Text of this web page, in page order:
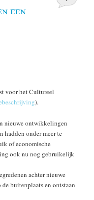
een
voor het Cultureel
).
nieuwe ontwikkelingen
hadden onder meer te
of economische
ook nu nog gebruikelijk
achter nieuwe
buitenplaats en ontstaan